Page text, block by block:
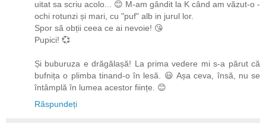
uitat sa scriu acolo... 😊 M-am gândit la K când am văzut-o -
ochi rotunzi și mari, cu "puf" alb in jurul lor.
Spor să obții ceea ce ai nevoie! 😘
Pupici! 💞
Și buburuza e drăgălașă! La prima vedere mi s-a părut că
bufnița o plimba tinand-o în lesă. 😃 Așa ceva, însă, nu se
întâmplă în lumea acestor ființe. 😊
Răspundeți